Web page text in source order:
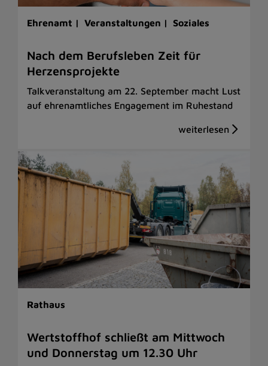
Ehrenamt | Veranstaltungen | Soziales
Nach dem Berufsleben Zeit für
Herzensprojekte
Talkveranstaltung am 22. September macht Lust
auf ehrenamtliches Engagement im Ruhestand
Rathaus
Wertstoffhof schließt am Mittwoch
und Donnerstag um 12.30 Uhr